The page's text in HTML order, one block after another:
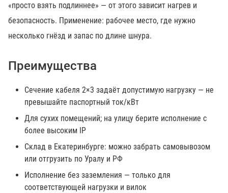
«просто взять подлиннее» — от этого зависит нагрев и
безопасность. Применение: рабочее место, где нужно
несколько гнёзд и запас по длине шнура.
Преимущества
Сечение кабеля 2×3 задаёт допустимую нагрузку — не
превышайте паспортный ток/кВт
Для сухих помещений; на улицу берите исполнение с
более высоким IP
Склад в Екатеринбурге: можно забрать самовывозом
или отгрузить по Уралу и РФ
Исполнение без заземления — только для
соответствующей нагрузки и вилок